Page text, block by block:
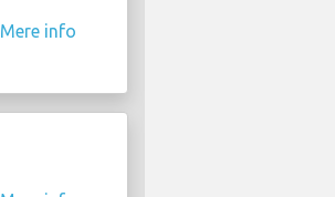
Mere info